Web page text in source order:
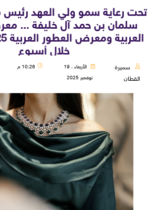
تحت رعاية سمو ولي العهد رئيس
سلمان بن حمد آل خليفة ...
خلال أسبوع
سميرة
القطان
الأربعاء ، 19
نوفمبر 2025
10:26 م